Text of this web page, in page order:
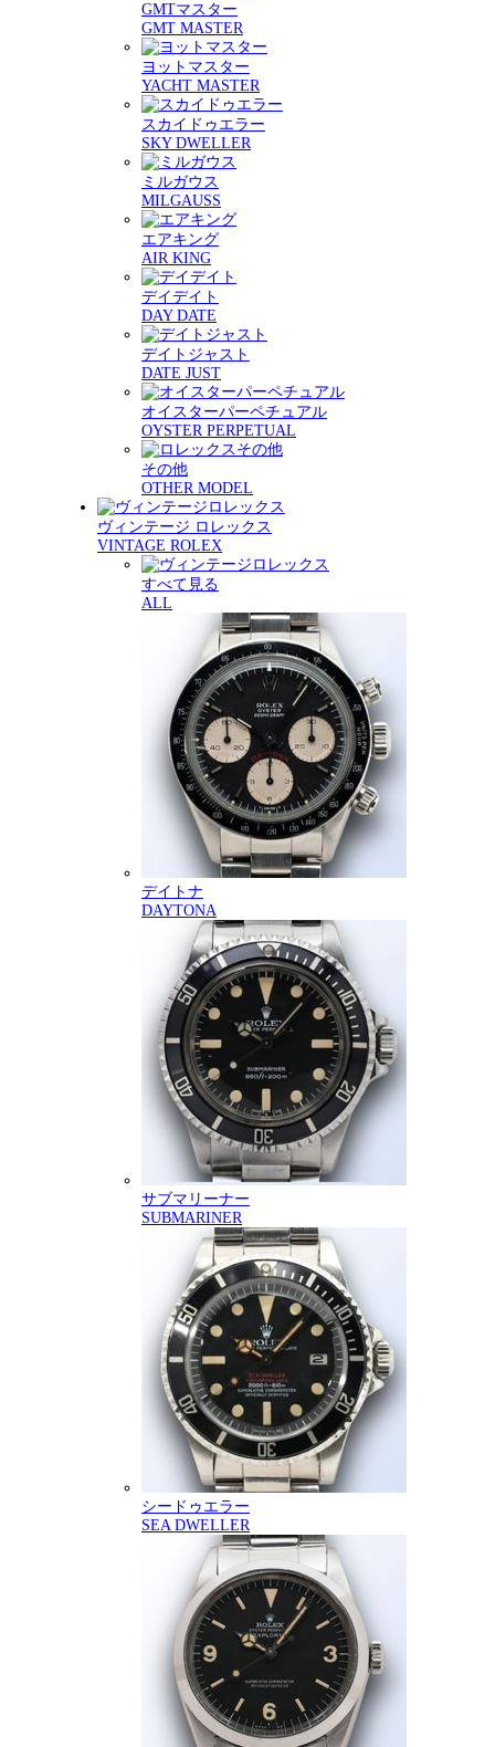
GMTマスター
GMT MASTER
ヨットマスター
YACHT MASTER
スカイドゥエラー
SKY DWELLER
ミルガウス
MILGAUSS
エアキング
AIR KING
デイデイト
DAY DATE
デイトジャスト
DATE JUST
オイスターパーペチュアル
OYSTER PERPETUAL
その他
OTHER MODEL
ヴィンテージ ロレックス
VINTAGE ROLEX
すべて見る
ALL
デイトナ
DAYTONA
サブマリーナー
SUBMARINER
シードゥエラー
SEA DWELLER